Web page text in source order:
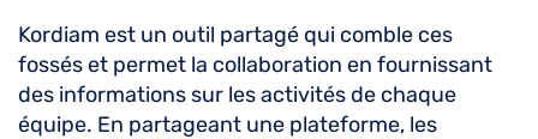
Kordiam est un outil partagé qui comble ces
fossés et permet la collaboration en fournissant
des informations sur les activités de chaque
équipe. En partageant une plateforme, les